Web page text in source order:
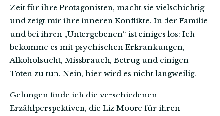
Zeit für ihre Protagonisten, macht sie vielschichtig
und zeigt mir ihre inneren Konflikte. In der Familie
und bei ihren „Untergebenen“ ist einiges los: Ich
bekomme es mit psychischen Erkrankungen,
Alkoholsucht, Missbrauch, Betrug und einigen
Toten zu tun. Nein, hier wird es nicht langweilig.
Gelungen finde ich die verschiedenen
Erzählperspektiven, die Liz Moore für ihren